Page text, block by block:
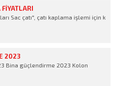
Sac çatı", çatı kaplama işlemi için k
2023
Bina güçlendirme 2023 Kolon